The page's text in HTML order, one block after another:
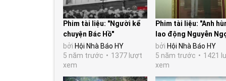
Phim tài liệu: "Người kể
chuyện Bác Hồ"
bởi Hội Nhà Báo HY
5 năm trước
1377 lượt
xem
Phim tài liệu: "Anh
lao động Nguyễn
Hàm – Người thầy
của...
bởi Hội Nhà Báo HY
5 năm trước
1421
xem